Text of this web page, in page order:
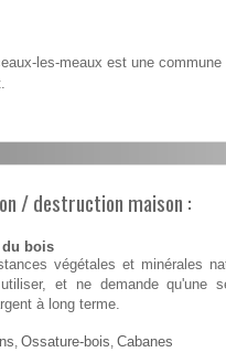
les-meaux est une
/ destruction maison :
du bois
végétales et minérales
et ne demande qu'une
à long terme.
, Ossature-bois, Cabanes